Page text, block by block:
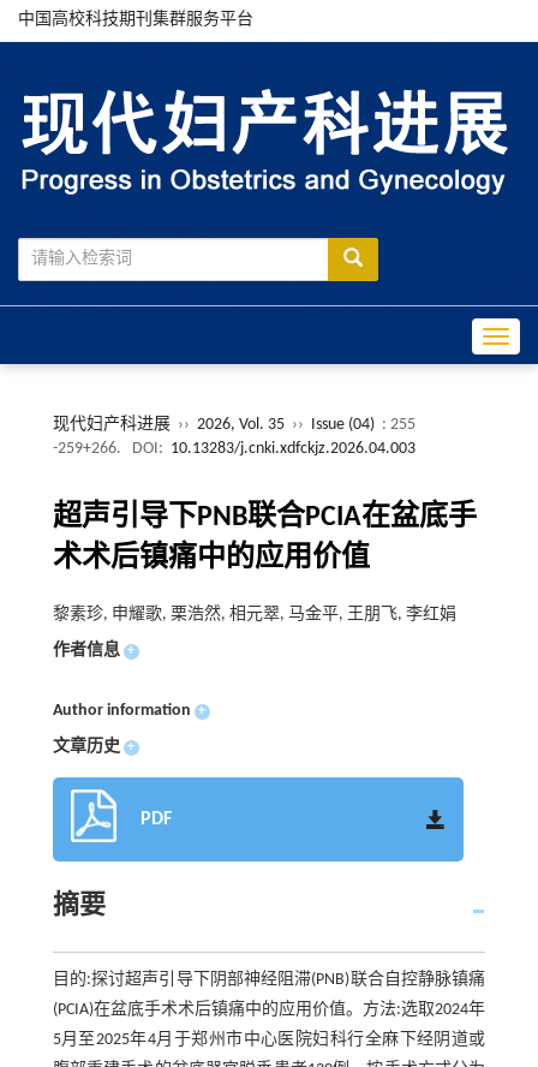
中国高校科技期刊集群服务平台
现代妇产科进展 ›› 2026, Vol. 35 ›› Issue (04) : 255
-259+266.
DOI: 10.13283/j.cnki.xdfckjz.2026.04.003
超声引导下PNB联合PCIA在盆底手
术术后镇痛中的应用价值
黎素珍, 申耀歌, 栗浩然, 相元翠, 马金平, 王朋飞, 李红娟
作者信息 +
Author information +
文章历史 +
PDF
摘要
目的:探讨超声引导下阴部神经阻滞(PNB)联合自控静脉镇痛
(PCIA)在盆底手术术后镇痛中的应用价值。方法:选取2024年
5月至2025年4月于郑州市中心医院妇科行全麻下经阴道或